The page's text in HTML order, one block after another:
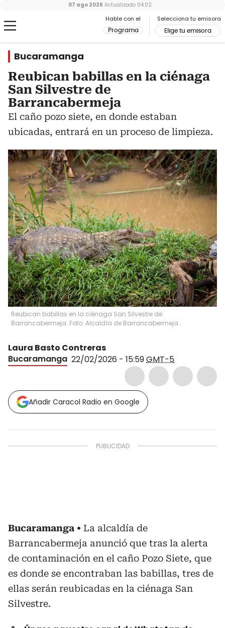
Hable con el
Programa
Selecciona tu emisora
Elige tu emisora
07 ago 2026 Actualizado 04:02
Bucaramanga
Reubican babillas en la ciénaga
San Silvestre de
Barrancabermeja
El caño pozo siete, en donde estaban
ubicadas, entrará en un proceso de limpieza.
Reubican babillas en la ciénaga San Silvestre de
Barrancabermeja. Foto: Alcaldía de Barrancabermeja.
Laura Basto Contreras
Bucaramanga 22/02/2026 - 15:59GMT-5
Añadir Caracol Radio en Google
Bucaramanga
La alcaldía de
Barrancabermeja anunció que tras la alerta
de contaminación en el caño Pozo Siete, que
es donde se encontraban las babillas, tres de
ellas serán reubicadas en la ciénaga San
Silvestre.